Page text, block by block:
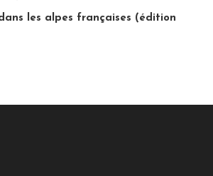
les alpes françaises (édition